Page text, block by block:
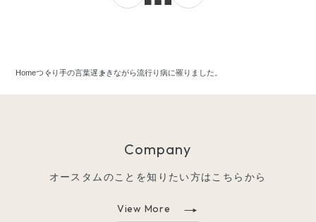
Homeつくり手の言葉遅まきながら流行り病に罹りました。
Company
オースタムのことを知りたい方はこちらから
View More